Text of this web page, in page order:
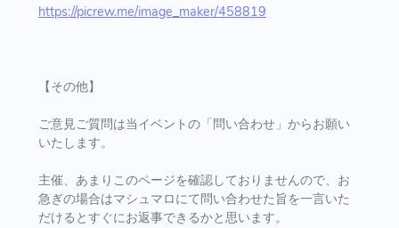
https://picrew.me/image_maker/458819
【その他】
ご意見ご質問は当イベントの「問い合わせ」からお願い
いたします。
主催、あまりこのページを確認しておりませんので、お
急ぎの場合はマシュマロにて問い合わせた旨を一言いた
だけるとすぐにお返事できるかと思います。